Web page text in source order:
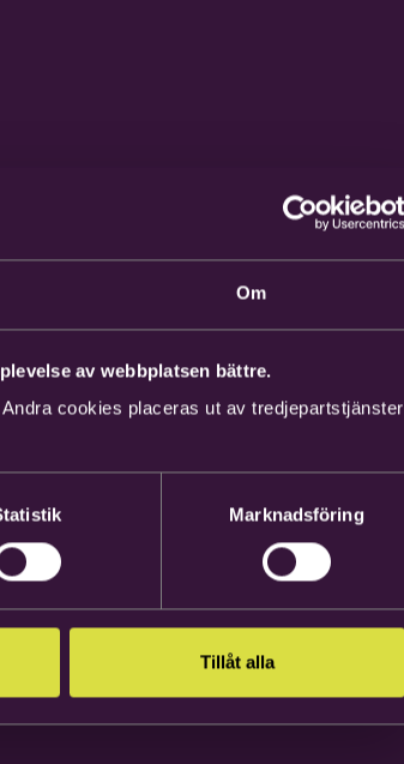
Om
av webbplatsen bättre.
cookies placeras ut av tredjepartstjänster
Marknadsföring
Tillåt alla